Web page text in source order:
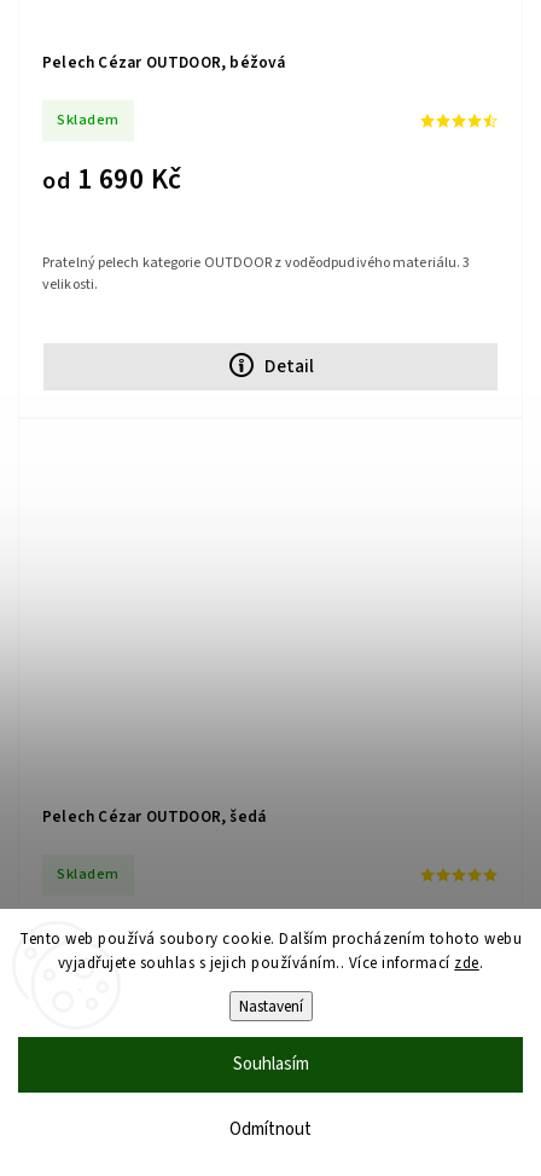
Tento web používá soubory cookie. Dalším procházením tohoto webu
vyjadřujete souhlas s jejich používáním.. Více informací zde.
Nastavení
Odmítnout
Souhlasím
Pelech Cézar OUTDOOR, béžová
Skladem
od 1 690 Kč
Detail
Pratelný pelech kategorie OUTDOOR z voděodpudivého materiálu. 3
velikosti.
Pelech Cézar OUTDOOR, šedá
Skladem
od1 690 Kč
Detail
Pratelný pelech kategorie OUTDOOR z voděodpudivého materiálu. 3
velikosti.